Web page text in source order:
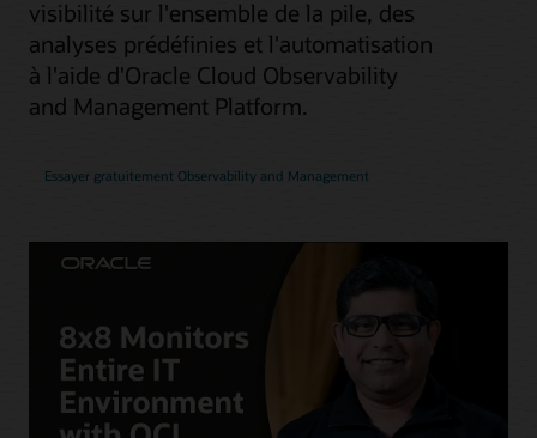
visibilité sur l'ensemble de la pile, des
analyses prédéfinies et l'automatisation
à l'aide d'Oracle Cloud Observability
and Management Platform.
Essayer gratuitement Observability and Management